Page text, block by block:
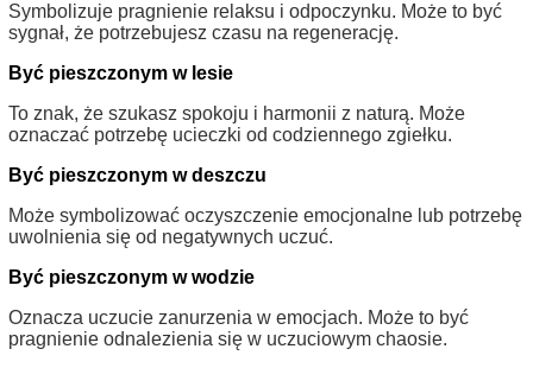
Symbolizuje pragnienie relaksu i odpoczynku. Może to być
sygnał, że potrzebujesz czasu na regenerację.
Być pieszczonym w lesie
To znak, że szukasz spokoju i harmonii z naturą. Może
oznaczać potrzebę ucieczki od codziennego zgiełku.
Być pieszczonym w deszczu
Może symbolizować oczyszczenie emocjonalne lub potrzebę
uwolnienia się od negatywnych uczuć.
Być pieszczonym w wodzie
Oznacza uczucie zanurzenia w emocjach. Może to być
pragnienie odnalezienia się w uczuciowym chaosie.